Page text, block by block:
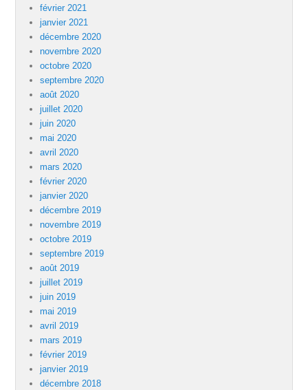
février 2021
janvier 2021
décembre 2020
novembre 2020
octobre 2020
septembre 2020
août 2020
juillet 2020
juin 2020
mai 2020
avril 2020
mars 2020
février 2020
janvier 2020
décembre 2019
novembre 2019
octobre 2019
septembre 2019
août 2019
juillet 2019
juin 2019
mai 2019
avril 2019
mars 2019
février 2019
janvier 2019
décembre 2018